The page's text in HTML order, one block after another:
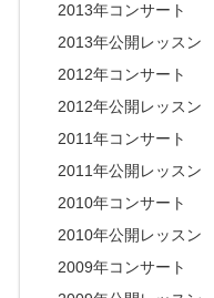
2013年コンサート
2013年公開レッスン
2012年コンサート
2012年公開レッスン
2011年コンサート
2011年公開レッスン
2010年コンサート
2010年公開レッスン
2009年コンサート